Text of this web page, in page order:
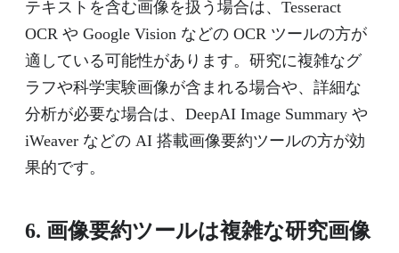
テキストを含む画像を扱う場合は、Tesseract
OCR や Google Vision などの OCR ツールの方が
適している可能性があります。研究に複雑なグ
ラフや科学実験画像が含まれる場合や、詳細な
分析が必要な場合は、DeepAI Image Summary や
iWeaver などの AI 搭載画像要約ツールの方が効
果的です。
6. 画像要約ツールは複雑な研究画像